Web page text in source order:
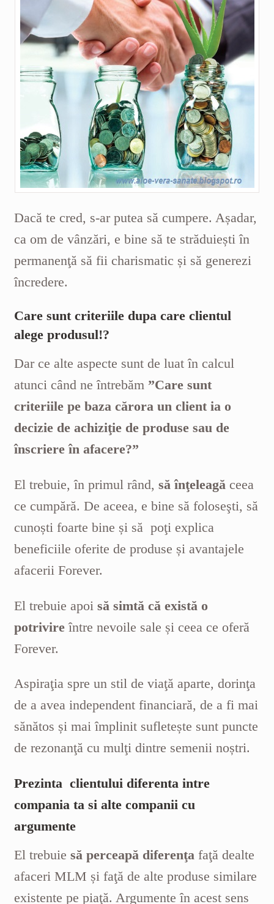
Dacă te cred, s-ar putea să cumpere. Așadar,
ca om de vânzări, e bine să te străduiești în
permanenţă să fii charismatic și să generezi
încredere.
Care sunt criteriile dupa care clientul
alege produsul!?
Dar ce alte aspecte sunt de luat în calcul
atunci când ne întrebăm ”Care sunt
criteriile pe baza cărora un client ia o
decizie de achiziţie de produse sau de
înscriere în afacere?”
El trebuie, în primul rând, să înţeleagă ceea
ce cumpără. De aceea, e bine să foloseşti, să
cunoști foarte bine și să poţi explica
beneficiile oferite de produse și avantajele
afacerii Forever.
El trebuie apoi să simtă că există o
potrivireîntre nevoile sale și ceea ce oferă
Forever.
Aspiraţia spre un stil de viaţă aparte, dorinţa
de a avea independent financiară, de a fi mai
sănătos și mai împlinit sufletește sunt puncte
de rezonanţă cu mulţi dintre semenii noștri.
Prezinta clientului diferenta intre
compania ta si alte companii cu
argumente
El trebuie să perceapă diferenţa faţă dealte
afaceri MLM și faţă de alte produse similare
existente pe piaţă. Argumente în acest sens